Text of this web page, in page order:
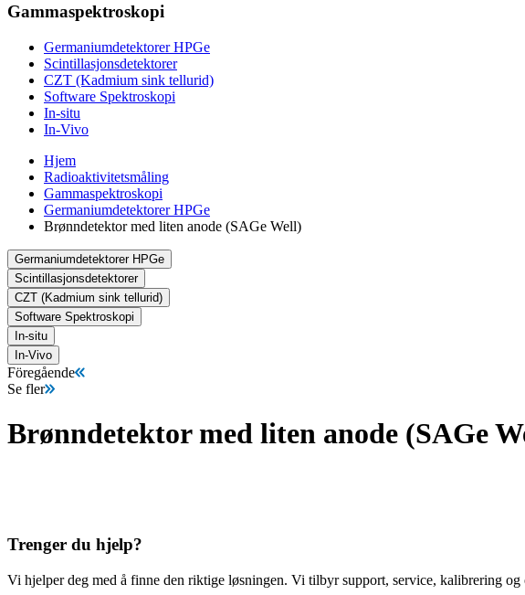
Gammaspektroskopi
Germaniumdetektorer HPGe
Scintillasjonsdetektorer
CZT (Kadmium sink tellurid)
Software Spektroskopi
In-situ
In-Vivo
Hjem
Radioaktivitetsmåling
Gammaspektroskopi
Germaniumdetektorer HPGe
Brønndetektor med liten anode (SAGe Well)
Germaniumdetektorer HPGe
Scintillasjonsdetektorer
CZT (Kadmium sink tellurid)
Software Spektroskopi
In-situ
In-Vivo
Föregående
Se fler
Brønndetektor med liten anode (SAGe
Trenger du hjelp?
Vi hjelper deg med å finne den riktige løsningen. Vi tilbyr support, service, kalibrering